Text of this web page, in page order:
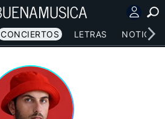
CONCIERTOS LETRAS NOTICIAS